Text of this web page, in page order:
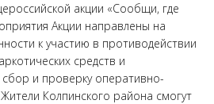
акции «Сообщи, где
Акции направлены на
к участию в противодействии
средств и
и проверку оперативно-
Колпинского района смогут